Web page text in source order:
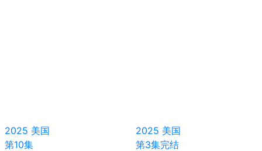
2025 美国
第10集
2025 美国
第3集完结